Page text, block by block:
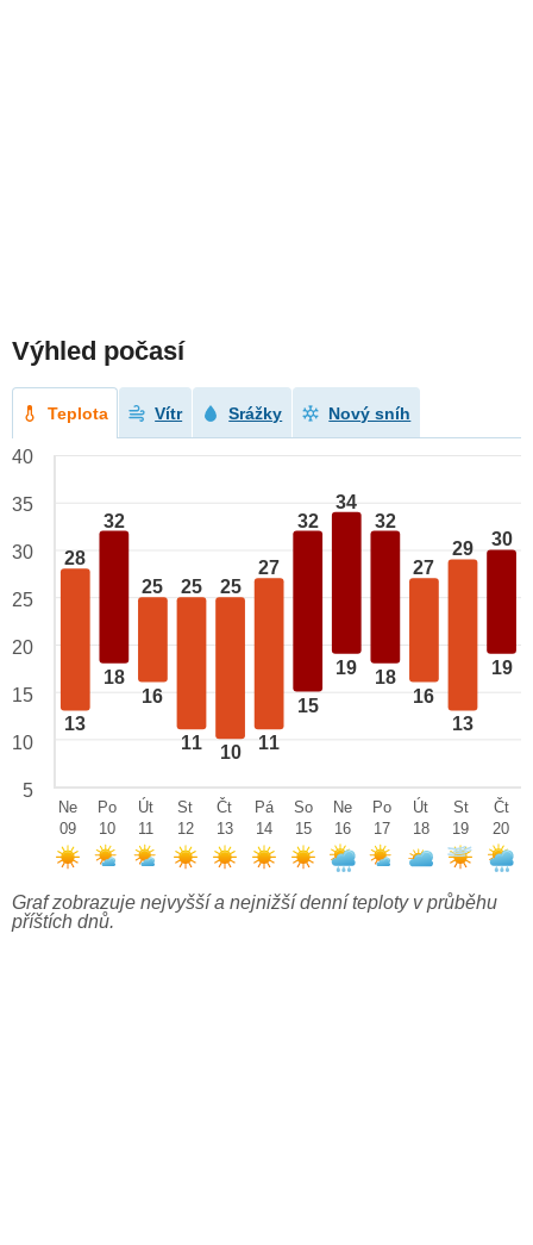
Výhled počasí
Teplota Vítr Srážky Nový sníh
28
13
32
18
25
16
25
11
25
10
27
11
32
15
34
19
32
18
27
16
29
13
30
19
40
35
30
25
20
15
10
5
Ne
09
Po
10
Út
11
St
12
Čt
13
Pá
14
So
15
Ne
16
Po
17
Út
18
St
19
Čt
20
Graf zobrazuje nejvyšší a nejnižší denní teploty v průběhu
příštích dnů.